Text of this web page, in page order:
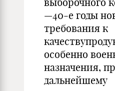
—40-е годы
требования к
особенно
назначения,
дальнейшему